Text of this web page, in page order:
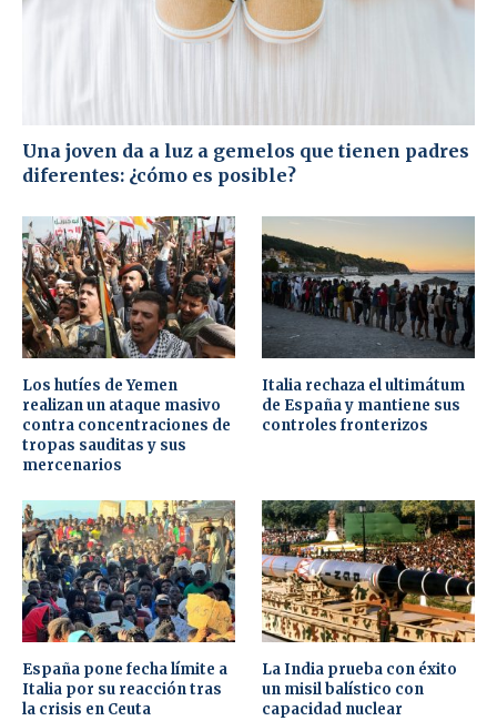
Una joven da a luz a gemelos que tienen padres
diferentes: ¿cómo es posible?
Los hutíes de Yemen
realizan un ataque masivo
contra concentraciones de
tropas sauditas y sus
mercenarios
Italia rechaza el ultimátum
de España y mantiene sus
controles fronterizos
España pone fecha límite a
Italia por su reacción tras
la crisis en Ceuta
La India prueba con éxito
un misil balístico con
capacidad nuclear